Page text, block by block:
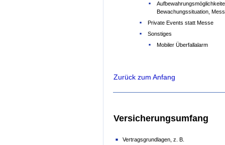
Bewachungssituation,
Private Events statt Messe
Sonstiges
Mobiler Überfallalarm
Zurück zum Anfang
Versicherungsumfang
Vertragsgrundlagen, z. B.